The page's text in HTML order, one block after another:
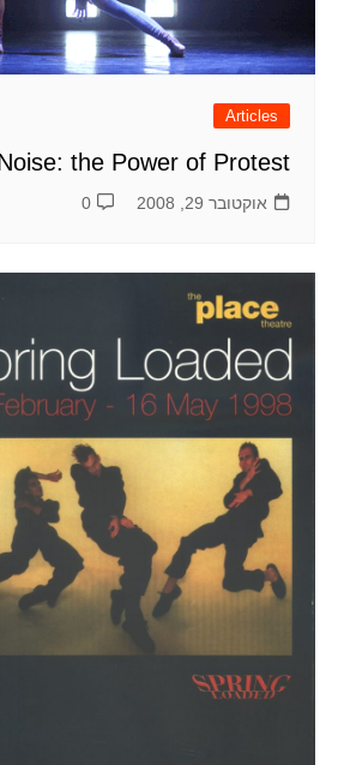
Articles
the Power of Protest
אוקטובר 29, 2008 0